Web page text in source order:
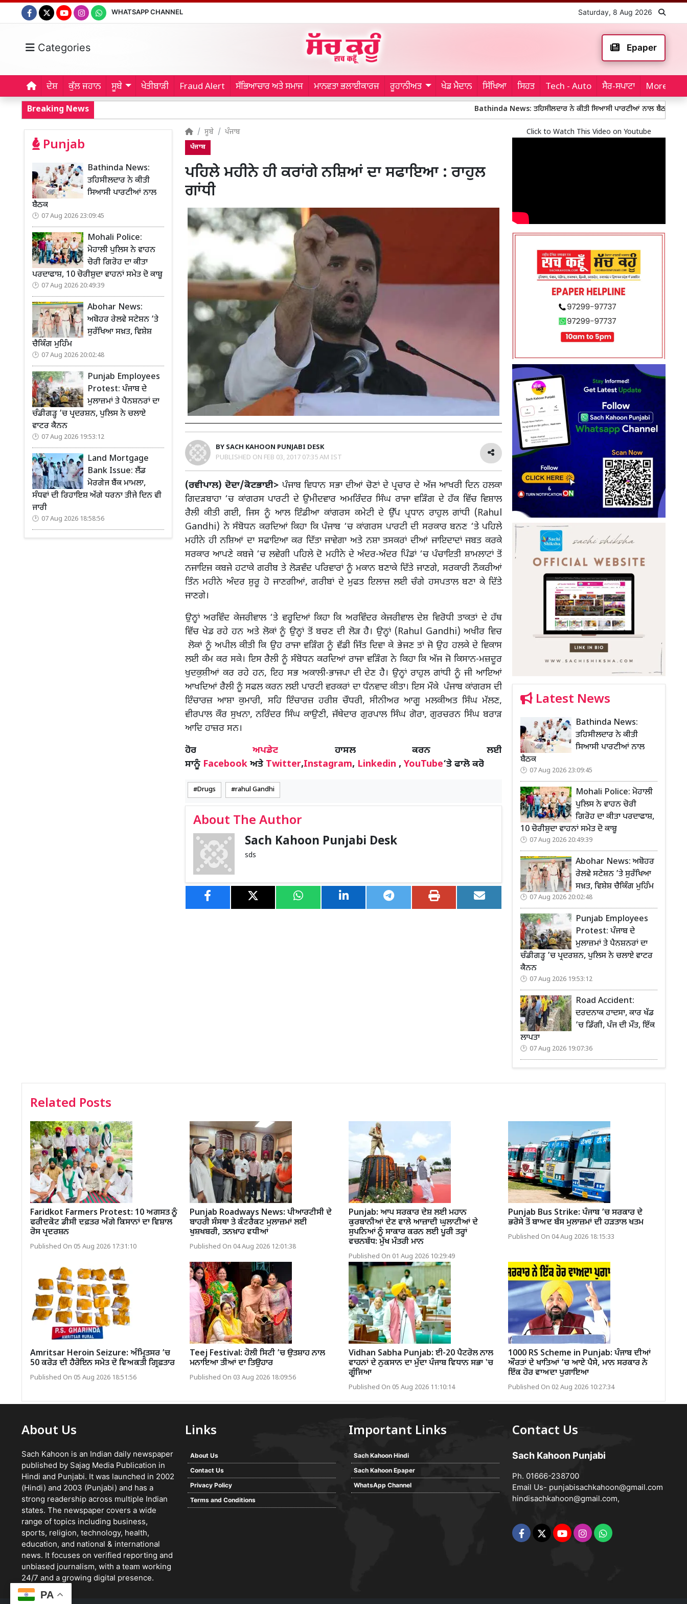
WHATSAPP CHANNEL Saturday, 8 Aug 2026
Categories Epaper
ਦੇਸ਼ ਕੁੱਲ ਜਹਾਨ ਸੂਬੇ ਖੇਤੀਬਾੜੀ Fraud Alert ਸੱਭਿਆਚਾਰ ਅਤੇ ਸਮਾਜ ਮਾਨਵਤਾ ਭਲਾਈਕਾਰਜ ਰੂਹਾਨੀਅਤ ਖੇਡ ਮੈਦਾਨ ਸਿੱਖਿਆ ਸਿਹਤ Tech - Auto ਸੈਰ-ਸਪਾਟਾ More...
Breaking News Bathinda News: ਤਹਿਸੀਲਦਾਰ ਨੇ ਕੀਤੀ ਸਿਆਸੀ ਪਾਰਟੀਆਂ ਨਾਲ ਬੈਠਕ Mohali
Punjab
Bathinda News:
ਤਹਿਸੀਲਦਾਰ ਨੇ ਕੀਤੀ
ਸਿਆਸੀ ਪਾਰਟੀਆਂ ਨਾਲ
ਬੈਠਕ
07 Aug 2026 23:09:45
Mohali Police:
ਮੋਹਾਲੀ ਪੁਲਿਸ ਨੇ ਵਾਹਨ
ਚੋਰੀ ਗਿਰੋਹ ਦਾ ਕੀਤਾ
ਪਰਦਾਫਾਸ਼, 10 ਚੋਰੀਸ਼ੁਦਾ ਵਾਹਨਾਂ ਸਮੇਤ ਦੋ ਕਾਬੂ
07 Aug 2026 20:49:39
Abohar News:
ਅਬੋਹਰ ਰੇਲਵੇ ਸਟੇਸ਼ਨ ’ਤੇ
ਸੁਰੱਖਿਆ ਸਖ਼ਤ, ਵਿਸ਼ੇਸ਼
ਚੈਕਿੰਗ ਮੁਹਿੰਮ
07 Aug 2026 20:02:48
Punjab Employees
Protest: ਪੰਜਾਬ ਦੇ
ਮੁਲਾਜ਼ਮਾਂ ਤੇ ਪੈਨਸ਼ਨਰਾਂ ਦਾ
ਚੰਡੀਗੜ੍ਹ ’ਚ ਪ੍ਰਦਰਸ਼ਨ, ਪੁਲਿਸ ਨੇ ਚਲਾਏ
ਵਾਟਰ ਕੈਨਨ
07 Aug 2026 19:53:12
Land Mortgage
Bank Issue: ਲੈਂਡ
ਮੋਰਗੇਜ ਬੈਂਕ ਮਾਮਲਾ,
ਸੰਧਵਾਂ ਦੀ ਰਿਹਾਇਸ਼ ਅੱਗੇ ਧਰਨਾ ਤੀਜੇ ਦਿਨ ਵੀ
ਜਾਰੀ
07 Aug 2026 18:58:56
ਸੂਬੇ ਪੰਜਾਬ
ਪੰਜਾਬ
ਪਹਿਲੇ ਮਹੀਨੇ ਹੀ ਕਰਾਂਗੇ ਨਸ਼ਿਆਂ ਦਾ ਸਫਾਇਆ : ਰਾਹੁਲ
ਗਾਂਧੀ
BY SACH KAHOON PUNJABI DESK
PUBLISHED ON FEB 03, 2017 07:35 AM IST
(ਰਵੀਪਾਲ)ਦੋਦਾ/ਕੋਟਭਾਈ>ਪੰਜਾਬ ਵਿਧਾਨ ਸਭਾ ਦੀਆਂ ਚੋਣਾਂ ਦੇ ਪ੍ਰਚਾਰ ਦੇ ਅੱਜ ਆਖਰੀ ਦਿਨ ਹਲਕਾ
ਗਿਦੜਬਾਹਾ ‘ਚ ਕਾਂਗਰਸ ਪਾਰਟੀ ਦੇ ਉਮੀਦਵਾਰ ਅਮਰਿੰਦਰ ਸਿੰਘ ਰਾਜਾ ਵੜਿੰਗ ਦੇ ਹੱਕ ਵਿੱਚ ਵਿਸ਼ਾਲ
ਰੈਲੀ ਕੀਤੀ ਗਈ, ਜਿਸ ਨੂੰ ਆਲ ਇੰਡੀਆ ਕਾਂਗਰਸ ਕਮੇਟੀ ਦੇ ਉੱਪ ਪ੍ਰਧਾਨ ਰਾਹੁਲ ਗਾਂਧੀ (Rahul
Gandhi) ਨੇ ਸੰਬੋਧਨ ਕਰਦਿਆਂ ਕਿਹਾ ਕਿ ਪੰਜਾਬ ‘ਚ ਕਾਂਗਰਸ ਪਾਰਟੀ ਦੀ ਸਰਕਾਰ ਬਨਣ ‘ਤੇ ਪਹਿਲੇ
ਮਹੀਨੇ ਹੀ ਨਸ਼ਿਆਂ ਦਾ ਸਫਾਇਆ ਕਰ ਦਿੱਤਾ ਜਾਵੇਗਾ ਅਤੇ ਨਸ਼ਾ ਤਸਕਰਾਂ ਦੀਆਂ ਜਾਇਦਾਦਾਂ ਜਬਤ ਕਰਕੇ
ਸਰਕਾਰ ਆਪਣੇ ਕਬਜੇ ‘ਚ ਲਵੇਗੀ ਪਹਿਲੇ ਦੋ ਮਹੀਨੇ ਦੇ ਅੰਦਰ-ਅੰਦਰ ਪਿੰਡਾਂ ‘ਚ ਪੰਚਾਇਤੀ ਸ਼ਾਮਲਾਟਾਂ ਤੋਂ
ਨਜਾਇਜ ਕਬਜੇ ਹਟਾਕੇ ਗਰੀਬ ਤੇ ਲੋੜਵੰਦ ਪਰਿਵਾਰਾਂ ਨੂੰ ਮਕਾਨ ਬਣਾਕੇ ਦਿੱਤੇ ਜਾਣਗੇ, ਸਰਕਾਰੀ ਨੌਕਰੀਆਂ
ਤਿੰਨ ਮਹੀਨੇ ਅੰਦਰ ਸ਼ੁਰੂ ਹੋ ਜਾਣਗੀਆਂ, ਗਰੀਬਾਂ ਦੇ ਮੁਫਤ ਇਲਾਜ਼ ਲਈ ਚੰਗੇ ਹਸਪਤਾਲ ਬਣਾ ਕੇ ਦਿੱਤੇ
ਜਾਣਗੇ।
ਉਨ੍ਹਾਂ ਅਰਵਿੰਦ ਕੇਜਰੀਵਾਲ ‘ਤੇ ਵਰ੍ਹਦਿਆਂ ਕਿਹਾ ਕਿ ਅਰਵਿੰਦਰ ਕੇਜਰੀਵਾਲ ਦੇਸ਼ ਵਿਰੋਧੀ ਤਾਕਤਾਂ ਦੇ ਹੱਥ
ਵਿੱਚ ਖੇਡ ਰਹੇ ਹਨ ਅਤੇ ਲੋਕਾਂ ਨੂੰ ਉਨ੍ਹਾਂ ਤੋਂ ਬਚਣ ਦੀ ਲੋੜ ਹੈ। ਉਨ੍ਹਾਂ (Rahul Gandhi) ਅਖੀਰ ਵਿਚ
ਲੋਕਾਂ ਨੂੰ ਅਪੀਲ ਕੀਤੀ ਕਿ ਉਹ ਰਾਜਾ ਵੜਿੰਗ ਨੂੰ ਵੱਡੀ ਜਿੱਤ ਦਿਵਾ ਕੇ ਭੇਜਣ ਤਾਂ ਜੋ ਉਹ ਹਲਕੇ ਦੇ ਵਿਕਾਸ
ਲਈ ਕੰਮ ਕਰ ਸਕੇ। ਇਸ ਰੈਲੀ ਨੂੰ ਸੰਬੋਧਨ ਕਰਦਿਆਂ ਰਾਜਾ ਵੜਿੰਗ ਨੇ ਕਿਹਾ ਕਿ ਅੱਜ ਜੋ ਕਿਸਾਨ-ਮਜ਼ਦੂਰ
ਖੁਦਕੁਸ਼ੀਆਂ ਕਰ ਰਹੇ ਹਨ, ਇਹ ਸਭ ਅਕਾਲੀ-ਭਾਜਪਾ ਦੀ ਦੇਣ ਹੈ। ਉਨ੍ਹਾਂ ਰਾਹੁਲ ਗਾਂਧੀ ਨੂੰ ਜੀ ਆਇਆਂ
ਆਖਦਿਆਂ ਰੈਲੀ ਨੂੰ ਸਫਲ ਕਰਨ ਲਈ ਪਾਰਟੀ ਵਰਕਰਾਂ ਦਾ ਧੰਨਵਾਦ ਕੀਤਾ। ਇਸ ਮੌਕੇ ਪੰਜਾਬ ਕਾਂਗਰਸ ਦੀ
ਇੰਚਾਰਜ਼ ਆਸ਼ਾ ਕੁਮਾਰੀ, ਸਹਿ ਇੰਚਾਰਜ਼ ਹਰੀਸ਼ ਚੌਧਰੀ, ਸੀਨੀਅਰ ਆਗੂ ਮਲਕੀਅਤ ਸਿੰਘ ਮੱਲਣ,
ਵੀਰਪਾਲ ਕੌਰ ਸੁਖਨਾ, ਨਰਿੰਦਰ ਸਿੰਘ ਕਾਉਣੀ, ਜੱਥੇਦਾਰ ਗੁਰਪਾਲ ਸਿੰਘ ਗੋਰਾ, ਗੁਰਚਰਨ ਸਿੰਘ ਬਰਾੜ
ਆਦਿ ਹਾਜ਼ਰ ਸਨ।
ਹੋਰਅਪਡੇਟ ਹਾਸਲ ਕਰਨ ਲਈ
ਸਾਨੂੰ Facebook ਅਤੇ Twitter,Instagram, Linkedin , YouTube‘ਤੇ ਫਾਲੋ ਕਰੋ
Drugs rahul Gandhi
About The Author
Sach Kahoon Punjabi Desk
sds
Click to Watch This Video on Youtube
Latest News
Bathinda News:
ਤਹਿਸੀਲਦਾਰ ਨੇ ਕੀਤੀ
ਸਿਆਸੀ ਪਾਰਟੀਆਂ ਨਾਲ
ਬੈਠਕ
07 Aug 2026 23:09:45
Mohali Police: ਮੋਹਾਲੀ
ਪੁਲਿਸ ਨੇ ਵਾਹਨ ਚੋਰੀ
ਗਿਰੋਹ ਦਾ ਕੀਤਾ ਪਰਦਾਫਾਸ਼,
10 ਚੋਰੀਸ਼ੁਦਾ ਵਾਹਨਾਂ ਸਮੇਤ ਦੋ ਕਾਬੂ
07 Aug 2026 20:49:39
Abohar News: ਅਬੋਹਰ
ਰੇਲਵੇ ਸਟੇਸ਼ਨ ’ਤੇ ਸੁਰੱਖਿਆ
ਸਖ਼ਤ, ਵਿਸ਼ੇਸ਼ ਚੈਕਿੰਗ ਮੁਹਿੰਮ
07 Aug 2026 20:02:48
Punjab Employees
Protest: ਪੰਜਾਬ ਦੇ
ਮੁਲਾਜ਼ਮਾਂ ਤੇ ਪੈਨਸ਼ਨਰਾਂ ਦਾ
ਚੰਡੀਗੜ੍ਹ ’ਚ ਪ੍ਰਦਰਸ਼ਨ, ਪੁਲਿਸ ਨੇ ਚਲਾਏ ਵਾਟਰ
ਕੈਨਨ
07 Aug 2026 19:53:12
Road Accident:
ਦਰਦਨਾਕ ਹਾਦਸਾ, ਕਾਰ ਖੱਡ
’ਚ ਡਿੱਗੀ, ਪੰਜ ਦੀ ਮੌਤ, ਇੱਕ
ਲਾਪਤਾ
07 Aug 2026 19:07:36
Related Posts
Faridkot Farmers Protest: 10 ਅਗਸਤ ਨੂੰ
ਫਰੀਦਕੋਟ ਡੀਸੀ ਦਫ਼ਤਰ ਅੱਗੇ ਕਿਸਾਨਾਂ ਦਾ ਵਿਸ਼ਾਲ
ਰੋਸ ਪ੍ਰਦਰਸ਼ਨ
Published On 05 Aug 2026 17:31:10
Punjab Roadways News: ਪੀਆਰਟੀਸੀ ਦੇ
ਬਾਹਰੀ ਸੰਸਥਾ ਤੇ ਕੰਟਰੈਕਟ ਮੁਲਾਜ਼ਮਾਂ ਲਈ
ਖੁਸ਼ਖਬਰੀ, ਤਨਖ਼ਾਹ ਵਧੀਆਂ
Published On 04 Aug 2026 12:01:38
Punjab: ਆਪ ਸਰਕਾਰ ਦੇਸ਼ ਲਈ ਮਹਾਨ
ਕੁਰਬਾਨੀਆਂ ਦੇਣ ਵਾਲੇ ਆਜ਼ਾਦੀ ਘੁਲਾਟੀਆਂ ਦੇ
ਸੁਪਨਿਆਂ ਨੂੰ ਸਾਕਾਰ ਕਰਨ ਲਈ ਪੂਰੀ ਤਰ੍ਹਾਂ
ਵਚਨਬੱਧ: ਮੁੱਖ ਮੰਤਰੀ ਮਾਨ
Published On 01 Aug 2026 10:29:49
Punjab Bus Strike: ਪੰਜਾਬ ’ਚ ਸਰਕਾਰ ਦੇ
ਭਰੋਸੇ ਤੋਂ ਬਾਅਦ ਬੱਸ ਮੁਲਾਜ਼ਮਾਂ ਦੀ ਹੜਤਾਲ ਖਤਮ
Published On 04 Aug 2026 18:15:33
Amritsar Heroin Seizure: ਅੰਮ੍ਰਿਤਸਰ ’ਚ
50 ਕਰੋੜ ਦੀ ਹੈਰੋਇਨ ਸਮੇਤ ਦੋ ਵਿਅਕਤੀ ਗ੍ਰਿਫ਼ਤਾਰ
Published On 05 Aug 2026 18:51:56
Teej Festival: ਹੋਲੀ ਸਿਟੀ ’ਚ ਉਤਸ਼ਾਹ ਨਾਲ
ਮਨਾਇਆ ਤੀਆਂ ਦਾ ਤਿਉਹਾਰ
Published On 03 Aug 2026 18:09:56
Vidhan Sabha Punjab: ਈ-20 ਪੈਟਰੋਲ ਨਾਲ
ਵਾਹਨਾਂ ਦੇ ਨੁਕਸਾਨ ਦਾ ਮੁੱਦਾ ਪੰਜਾਬ ਵਿਧਾਨ ਸਭਾ 'ਚ
ਗੂੰਜਿਆ
Published On 05 Aug 2026 11:10:14
1000 RS Scheme in Punjab: ਪੰਜਾਬ ਦੀਆਂ
ਔਰਤਾਂ ਦੇ ਖਾਤਿਆਂ ’ਚ ਆਏ ਪੈਸੇ, ਮਾਨ ਸਰਕਾਰ ਨੇ
ਇੱਕ ਹੋਰ ਵਾਅਦਾ ਪੁਗਾਇਆ
Published On 02 Aug 2026 10:27:34
About Us
Sach Kahoon is an Indian daily newspaper
published by Sajag Media Publication in
Hindi and Punjabi. It was launched in 2002
(Hindi) and 2003 (Punjabi) and has a
strong readership across multiple Indian
states. The newspaper covers a wide
range of topics including business,
sports, religion, technology, health,
education, and national & international
news. It focuses on verified reporting and
unbiased journalism, with a team working
24/7 and a growing digital presence.
Links
About Us
Contact Us
Privacy Policy
Terms and Conditions
Important Links
Sach Kahoon Hindi
Sach Kahoon Epaper
WhatsApp Channel
Contact Us
Sach Kahoon Punjabi
Ph. 01666-238700
Email Us- punjabisachkahoon@gmail.com
hindisachkahoon@gmail.com,
PA